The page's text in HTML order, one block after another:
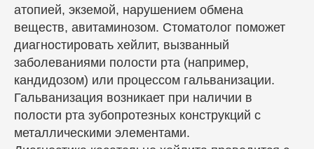
атопией, экземой, нарушением обмена
веществ, авитаминозом. Стоматолог поможет
диагностировать хейлит, вызванный
заболеваниями полости рта (например,
кандидозом) или процессом гальванизации.
Гальванизация возникает при наличии в
полости рта зубопротезных конструкций с
металлическими элементами.